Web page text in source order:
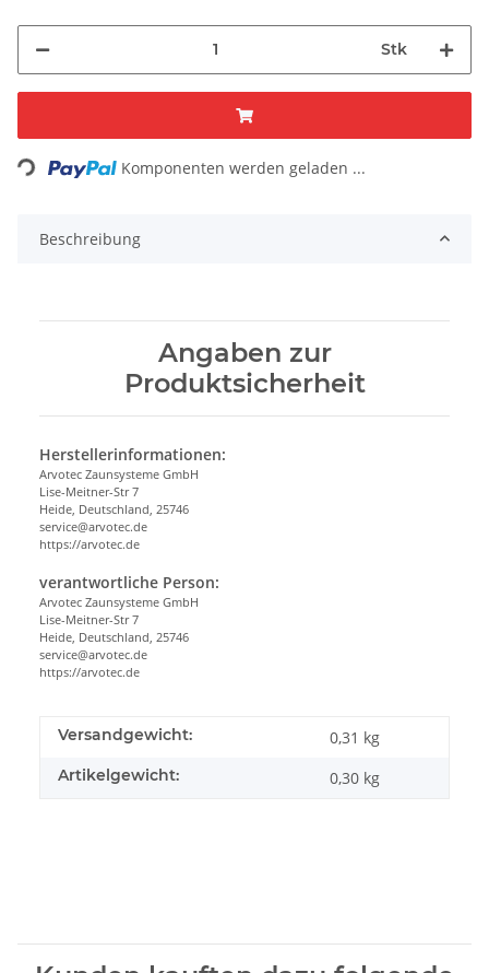
Stk
Loading... Komponenten werden geladen ...
Beschreibung
Angaben zur
Produktsicherheit
Herstellerinformationen:
Arvotec Zaunsysteme GmbH
Lise-Meitner-Str 7
Heide, Deutschland, 25746
service@arvotec.de
https://arvotec.de
verantwortliche Person:
Arvotec Zaunsysteme GmbH
Lise-Meitner-Str 7
Heide, Deutschland, 25746
service@arvotec.de
https://arvotec.de
Versandgewicht: 0,31 kg
Artikelgewicht: 0,30 kg